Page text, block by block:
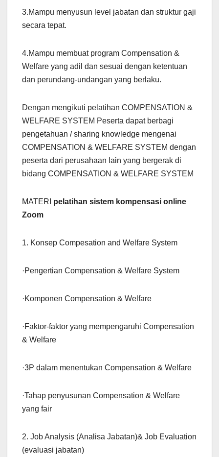
3.Mampu menyusun level jabatan dan struktur gaji
secara tepat.
4.Mampu membuat program Compensation &
Welfare yang adil dan sesuai dengan ketentuan
dan perundang-undangan yang berlaku.
Dengan mengikuti pelatihan COMPENSATION &
WELFARE SYSTEM Peserta dapat berbagi
pengetahuan / sharing knowledge mengenai
COMPENSATION & WELFARE SYSTEM dengan
peserta dari perusahaan lain yang bergerak di
bidang COMPENSATION & WELFARE SYSTEM
MATERI pelatihan sistem kompensasi online
Zoom
1. Konsep Compesation and Welfare System
·Pengertian Compensation & Welfare System
·Komponen Compensation & Welfare
·Faktor-faktor yang mempengaruhi Compensation
& Welfare
·3P dalam menentukan Compensation & Welfare
·Tahap penyusunan Compensation & Welfare
yang fair
2. Job Analysis (Analisa Jabatan)& Job Evaluation
(evaluasi jabatan)